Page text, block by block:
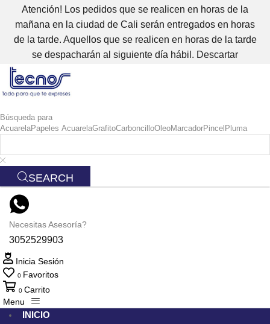
Atención! Los pedidos que se realicen en horas de la
mañana en la ciudad de Cali serán entregados en horas
de la tarde. Aquellos que se realicen en horas de la tarde
se despacharán al siguiente día hábil. Descartar
Búsqueda para
AcuarelaPapeles AcuarelaGrafitoCarboncilloOleoMarcadorPincel Pluma
SEARCH
Necesitas Asesoría?
3052529903
Inicia Sesión
0 Favoritos
0 Carrito
Menu
INICIO